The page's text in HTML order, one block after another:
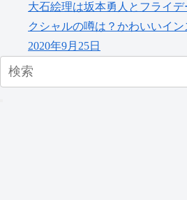
大石絵理は坂本勇人とフライ
クシャルの噂は？かわいいイン
2020年9月25日